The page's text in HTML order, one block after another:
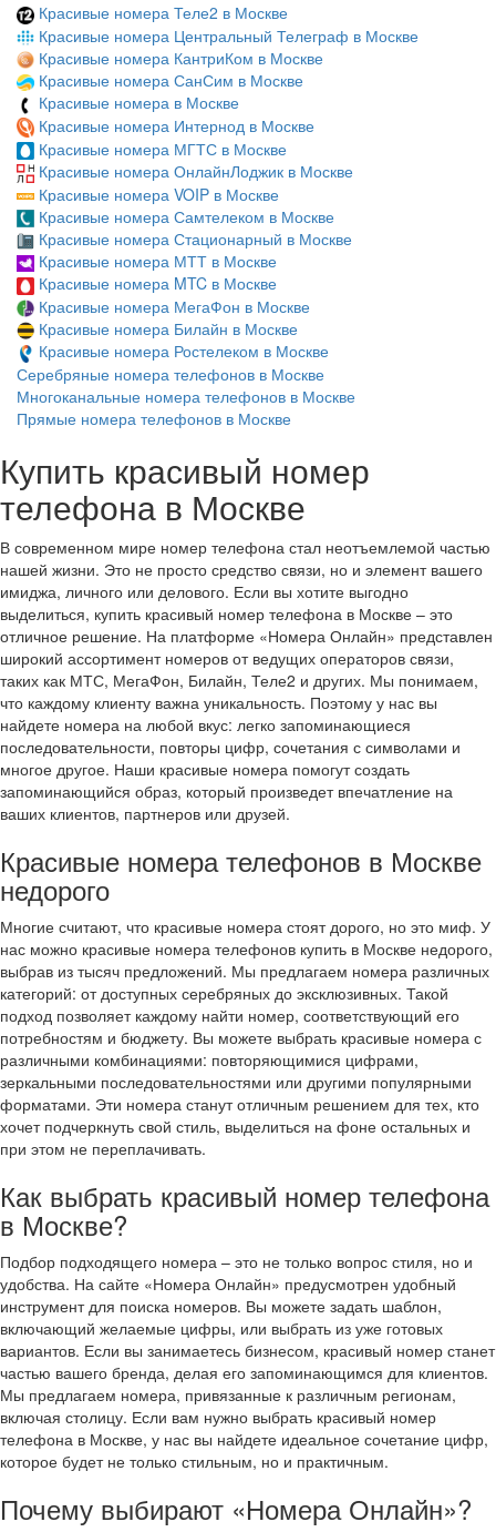
Красивые номера Теле2 в Москве
Красивые номера Центральный Телеграф в Москве
Красивые номера КантриКом в Москве
Красивые номера СанСим в Москве
Красивые номера в Москве
Красивые номера Интернод в Москве
Красивые номера МГТС в Москве
Красивые номера ОнлайнЛоджик в Москве
Красивые номера VOIP в Москве
Красивые номера Самтелеком в Москве
Красивые номера Стационарный в Москве
Красивые номера МТТ в Москве
Красивые номера MTC в Москве
Красивые номера МегаФон в Москве
Красивые номера Билайн в Москве
Красивые номера Ростелеком в Москве
Серебряные номера телефонов в Москве
Многоканальные номера телефонов в Москве
Прямые номера телефонов в Москве
Купить красивый номер
телефона в Москве
В современном мире номер телефона стал неотъемлемой частью
нашей жизни. Это не просто средство связи, но и элемент вашего
имиджа, личного или делового. Если вы хотите выгодно
выделиться, купить красивый номер телефона в Москве – это
отличное решение. На платформе «Номера Онлайн» представлен
широкий ассортимент номеров от ведущих операторов связи,
таких как МТС, МегаФон, Билайн, Теле2 и других. Мы понимаем,
что каждому клиенту важна уникальность. Поэтому у нас вы
найдете номера на любой вкус: легко запоминающиеся
последовательности, повторы цифр, сочетания с символами и
многое другое. Наши красивые номера помогут создать
запоминающийся образ, который произведет впечатление на
ваших клиентов, партнеров или друзей.
Красивые номера телефонов в Москве
недорого
Многие считают, что красивые номера стоят дорого, но это миф. У
нас можно красивые номера телефонов купить в Москве недорого,
выбрав из тысяч предложений. Мы предлагаем номера различных
категорий: от доступных серебряных до эксклюзивных. Такой
подход позволяет каждому найти номер, соответствующий его
потребностям и бюджету. Вы можете выбрать красивые номера с
различными комбинациями: повторяющимися цифрами,
зеркальными последовательностями или другими популярными
форматами. Эти номера станут отличным решением для тех, кто
хочет подчеркнуть свой стиль, выделиться на фоне остальных и
при этом не переплачивать.
Как выбрать красивый номер телефона
в Москве?
Подбор подходящего номера – это не только вопрос стиля, но и
удобства. На сайте «Номера Онлайн» предусмотрен удобный
инструмент для поиска номеров. Вы можете задать шаблон,
включающий желаемые цифры, или выбрать из уже готовых
вариантов. Если вы занимаетесь бизнесом, красивый номер станет
частью вашего бренда, делая его запоминающимся для клиентов.
Мы предлагаем номера, привязанные к различным регионам,
включая столицу. Если вам нужно выбрать красивый номер
телефона в Москве, у нас вы найдете идеальное сочетание цифр,
которое будет не только стильным, но и практичным.
Почему выбирают «Номера Онлайн»?